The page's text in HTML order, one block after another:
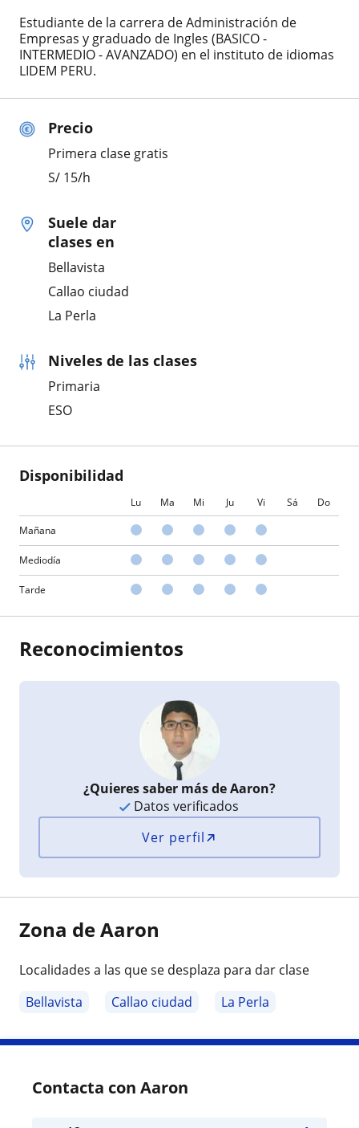
Precio
Primera clase gratis
S/ 15/h
Suele dar
clases en
Bellavista
Callao ciudad
La Perla
Niveles de las clases
Primaria
ESO
Disponibilidad
Lu Ma Mi Ju Vi Sá Do
Mañana
Mediodía
Tarde
Estudiante de la carrera de Administración de
Empresas y graduado de Ingles (BASICO -
INTERMEDIO - AVANZADO) en el instituto de idiomas
LIDEM PERU.
Reconocimientos
¿Quieres saber más de Aaron?
Datos verificados
Ver perfil
Zona de Aaron
Localidades a las que se desplaza para dar clase
Bellavista
Callao ciudad La Perla
Contacta con Aaron